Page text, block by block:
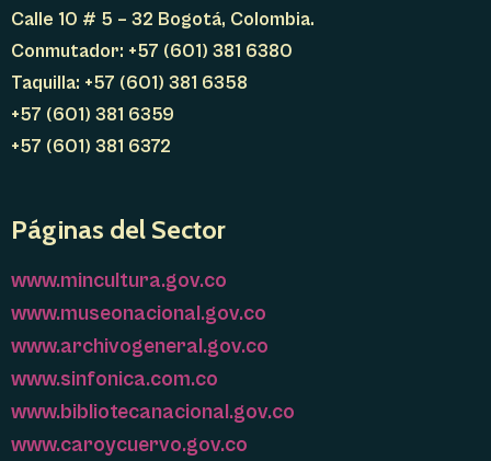
Calle 10 # 5 – 32 Bogotá, Colombia.
Conmutador: +57 (601) 381 6380
Taquilla: +57 (601) 381 6358
+57 (601) 381 6359
+57 (601) 381 6372
Páginas del Sector
www.mincultura.gov.co
www.museonacional.gov.co
www.archivogeneral.gov.co
www.sinfonica.com.co
www.bibliotecanacional.gov.co
www.caroycuervo.gov.co